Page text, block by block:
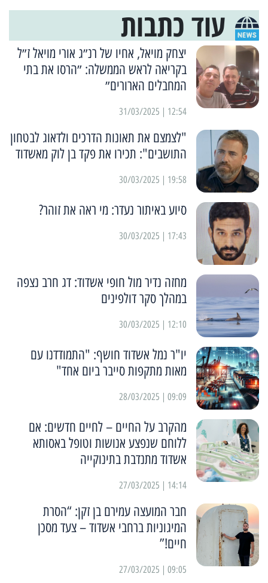
עוד כתבות
יצחק מויאל, אחיו של רנ״ג אורי מויאל ז״ל
בקריאה לראש הממשלה: ״הרסו את בתי
המחבלים הארורים״
12:54 | 31/03/2025
"לצמצם את תאונות הדרכים ולדאוג לבטחון
התושבים": תכירו את פקד בן לוק מאשדוד
19:58 | 30/03/2025
סיוע באיתור נעדר: מי ראה את זוהר?
17:43 | 30/03/2025
מחזה נדיר מול חופי אשדוד: דג חרב נצפה
במהלך סקר דולפינים
12:10 | 30/03/2025
יו"ר נמל אשדוד חושף: "התמודדנו עם
מאות מתקפות סייבר ביום אחד"
09:09 | 28/03/2025
מהקרב על החיים – לחיים חדשים: אם
ללוחם שנפצע אנושות וטופל באסותא
אשדוד מתנדבת בתינוקייה
14:14 | 27/03/2025
חבר המועצה עמירם בן זקן: “הסרת
המיגוניות ברחבי אשדוד – צעד מסכן
חיים!”
09:05 | 27/03/2025